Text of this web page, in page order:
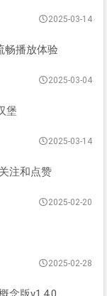
2025-03-14
畅播放体验
2025-03-04
堡
2025-03-14
注和点赞
2025-02-20
2025-02-28